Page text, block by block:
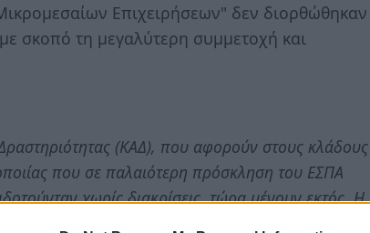
Επιχειρήσεων" δεν διορθώθηκαν
σκοπό τη μεγαλύτερη συμμετοχή και
(ΚΑΔ), που αφορούν στους κλάδους
που σε παλαιότερη πρόσκληση του ΕΣΠΑ
χωρίς διακρίσεις, τώρα μένουν εκτός. Η
είναι κρίσιμη, καθώς αντιμετωπίζουν